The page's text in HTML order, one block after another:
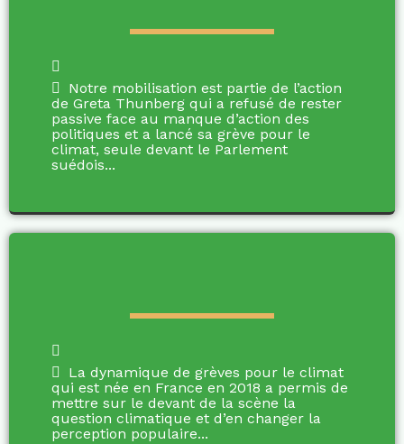
Notre mobilisation est partie de l’action
de Greta Thunberg qui a refusé de rester
passive face au manque d’action des
politiques et a lancé sa grève pour le
climat, seule devant le Parlement
suédois...
La dynamique de grèves pour le climat
qui est née en France en 2018 a permis de
mettre sur le devant de la scène la
question climatique et d’en changer la
perception populaire...